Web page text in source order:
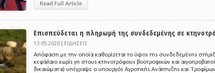
Read Full Article
Επισπεύδεται η πληρωμή της συνδεδεμένης σε
13.05.2020 | ΕΙΔΗΣΕΙΣ
Απόφαση με την οποία καθορίζεται το ύψος της συνδεδεμένης
κεφάλαιο χωρίς γη στους κτηνοτρόφους βοοτροφικών και
δικαιώματα) υπέγραψε ο υπουργός Αγροτικής Ανάπτυξης και